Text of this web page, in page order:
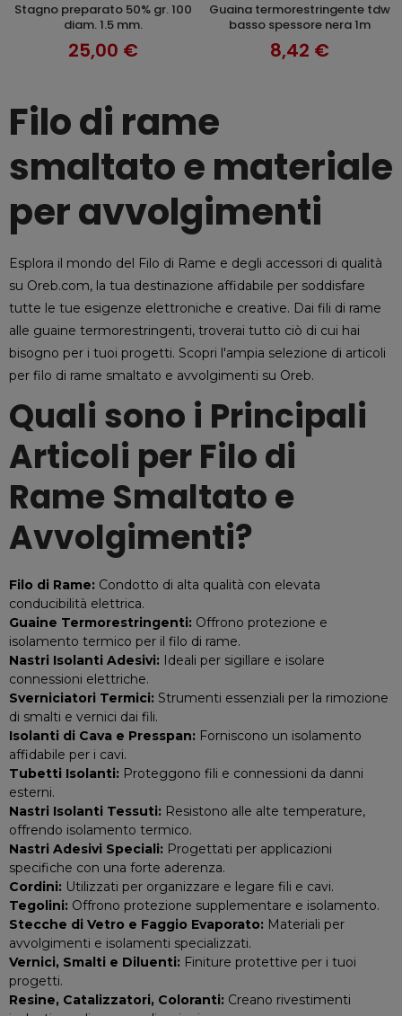
AGGIUNGI AL CARRELLO
stagno preparato 50% gr. 100
diam. 1.5 mm.
25,00 €
+ OPZIONI
guaina termorestringente tdw
basso spessore nera 1m
8,42 €
Filo di rame
smaltato e materiale
per avvolgimenti
Esplora il mondo del Filo di Rame e degli accessori di qualità
su Oreb.com, la tua destinazione affidabile per soddisfare
tutte le tue esigenze elettroniche e creative. Dai fili di rame
alle guaine termorestringenti, troverai tutto ciò di cui hai
bisogno per i tuoi progetti. Scopri l'ampia selezione di articoli
per filo di rame smaltato e avvolgimenti su Oreb.
Quali sono i Principali
Articoli per Filo di
Rame Smaltato e
Avvolgimenti?
Filo di Rame: Condotto di alta qualità con elevata
conducibilità elettrica.
Guaine Termorestringenti: Offrono protezione e
isolamento termico per il filo di rame.
Nastri Isolanti Adesivi: Ideali per sigillare e isolare
connessioni elettriche.
Sverniciatori Termici: Strumenti essenziali per la rimozione
di smalti e vernici dai fili.
Isolanti di Cava e Presspan: Forniscono un isolamento
affidabile per i cavi.
Tubetti Isolanti: Proteggono fili e connessioni da danni
esterni.
Nastri Isolanti Tessuti: Resistono alle alte temperature,
offrendo isolamento termico.
Nastri Adesivi Speciali: Progettati per applicazioni
specifiche con una forte aderenza.
Cordini: Utilizzati per organizzare e legare fili e cavi.
Tegolini: Offrono protezione supplementare e isolamento.
Stecche di Vetro e Faggio Evaporato: Materiali per
avvolgimenti e isolamenti specializzati.
Vernici, Smalti e Diluenti: Finiture protettive per i tuoi
progetti.
Resine, Catalizzatori, Coloranti: Creano rivestimenti